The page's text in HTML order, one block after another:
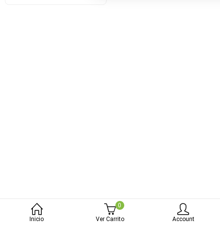
Inicio
0
Ver Carrito
Account